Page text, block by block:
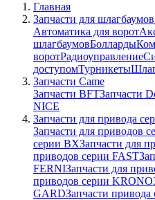
Главная
Запчасти для
Автоматика для ворот
шлагбаумовБолларды
воротРадиоуправление
доступомТурникеты
Запчасти Came
Запчасти BFTЗапчасти
NICE
Запчасти для привода
Запчасти для приводов
серии BXЗапчасти для
приводов серии FAST
FERNIЗапчасти для
приводов серии KRONO
GARDЗапчасти